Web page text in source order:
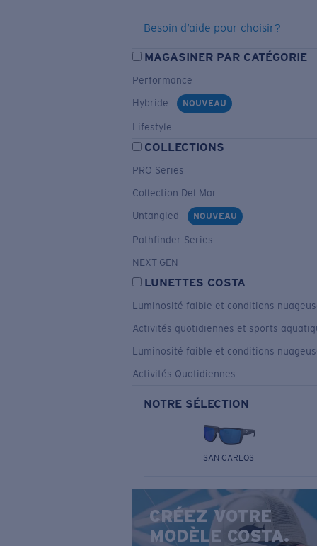
Besoin d’aide pour choisir?
MAGASINER PAR CATÉGORIE
Performance
Hybride
NOUVEAU
Lifestyle
COLLECTIONS
PRO Series
Collection Del Mar
Untangled
NOUVEAU
Pathfinder Series
NEXT-GEN
LUNETTES COSTA
Luminosité faible et conditions
Activités quotidiennes et sports
Luminosité faible et conditions
Activités Quotidiennes
NOTRE SÉLECTION
SAN CARLOS
CRÉEZ VOTRE
MODÈLE COSTA.